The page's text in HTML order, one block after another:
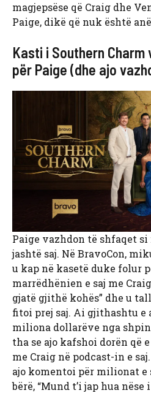
magjepsëse që Craig dhe
Paige, dikë që nuk është
Kasti i Southern
për Paige (dhe ajo
Paige vazhdon të shfaqet
jashtë saj. Në BravoCon,
u kap në kasetë duke folur
marrëdhënien e saj me
gjatë gjithë kohës” dhe u
fitoi prej saj. Ai gjithashtu e
miliona dollarëve nga
tha se ajo kafshoi dorën që
me Craig në podcast-in e
ajo komentoi për milionat e
bërë, “Mund t’i jap hua nëse